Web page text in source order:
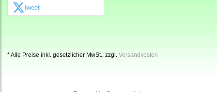
tweet
* Alle Preise inkl. gesetzlicher MwSt., zzgl. Versandkosten